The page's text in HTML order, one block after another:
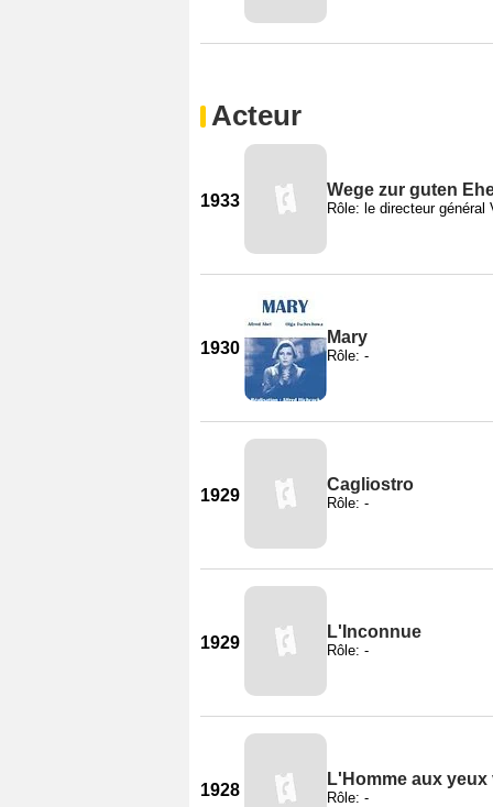
Acteur
1933
Wege zur guten
Rôle: le directeur général
1930
Mary
Rôle: -
1929
Cagliostro
Rôle: -
1929
L'Inconnue
Rôle: -
1928
L'Homme aux yeux
Rôle: -